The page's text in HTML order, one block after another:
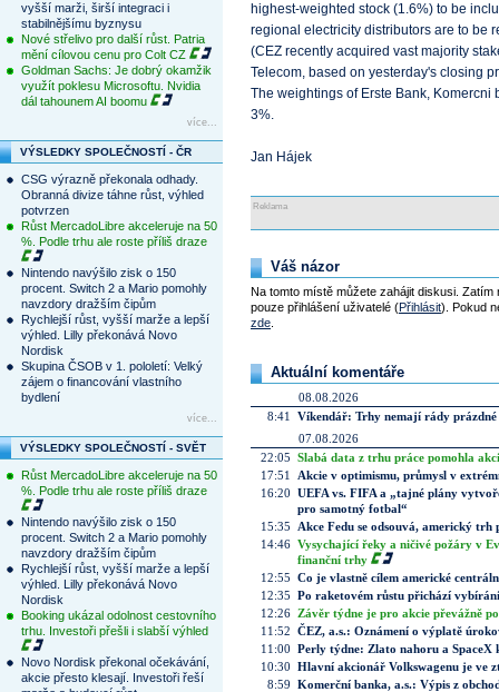
vyšší marži, širší integraci i
stabilnějšímu byznysu
Nové střelivo pro další růst. Patria
mění cílovou cenu pro Colt CZ
Goldman Sachs: Je dobrý okamžik
využít poklesu Microsoftu. Nvidia
dál tahounem AI boomu
více...
VÝSLEDKY SPOLEČNOSTÍ - ČR
CSG výrazně překonala odhady.
Obranná divize táhne růst, výhled
potvrzen
Růst MercadoLibre akceleruje na 50
%. Podle trhu ale roste příliš draze
Nintendo navýšilo zisk o 150
procent. Switch 2 a Mario pomohly
navzdory dražším čipům
Rychlejší růst, vyšší marže a lepší
výhled. Lilly překonává Novo
Nordisk
Skupina ČSOB v 1. pololetí: Velký
zájem o financování vlastního
bydlení
více...
VÝSLEDKY SPOLEČNOSTÍ - SVĚT
Růst MercadoLibre akceleruje na 50
%. Podle trhu ale roste příliš draze
Nintendo navýšilo zisk o 150
procent. Switch 2 a Mario pomohly
navzdory dražším čipům
Rychlejší růst, vyšší marže a lepší
výhled. Lilly překonává Novo
Nordisk
Booking ukázal odolnost cestovního
trhu. Investoři přešli i slabší výhled
Novo Nordisk překonal očekávání,
akcie přesto klesají. Investoři řeší
highest-weighted stock (1.6%) to be
regional electricity distributors are to be
(CEZ recently acquired vast majority
Telecom, based on yesterday's closing
The weightings of Erste Bank,
3%.
Jan Hájek
Reklama
Váš názor
Na tomto místě můžete zahájit diskusi.
pouze přihlášení uživatelé (Přihlásit). Pokud
zde
Aktuální komentáře
08.08.2026
8:41
Víkendář: Trhy nemají rády prázdné
07.08.2026
22:05 Slabá data z trhu práce pomohla
17:51
Akcie v optimismu, průmysl v
16:20 UEFA vs. FIFA a „tajné plány
pro samotný fotbal“
15:35
Akce Fedu se odsouvá, americký
14:46 Vysychající řeky a ničivé požáry v
finanční trhy
12:55 Co je vlastně cílem americké
12:35 Po raketovém růstu přichází
12:26 Závěr týdne je pro akcie převážně
11:52 ČEZ, a.s.: Oznámení o výplatě
11:00 Perly týdne: Zlato nahoru a SpaceX
10:30 Hlavní akcionář Volkswagenu je ve
8:59 Komerční banka, a.s.: Výpis z